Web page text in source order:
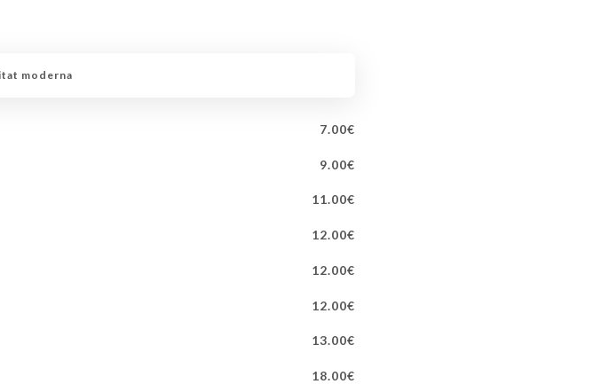
A BORD
moderna
7.00€
9.00€
11.00€
12.00€
12.00€
12.00€
13.00€
18.00€